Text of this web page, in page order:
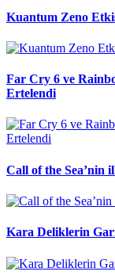
Kuantum Zeno
Far Cry 6 ve
Ertelendi
Call of the Sea’nin
Kara Deliklerin